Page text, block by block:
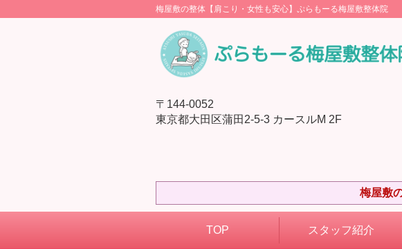
梅屋敷の整体【肩こり・女性も安心】ぷらもーる梅屋敷整体院
〒144-0052
東京都大田区蒲田2-5-3 カースルM 2F
梅屋敷
TOP スタッフ紹介